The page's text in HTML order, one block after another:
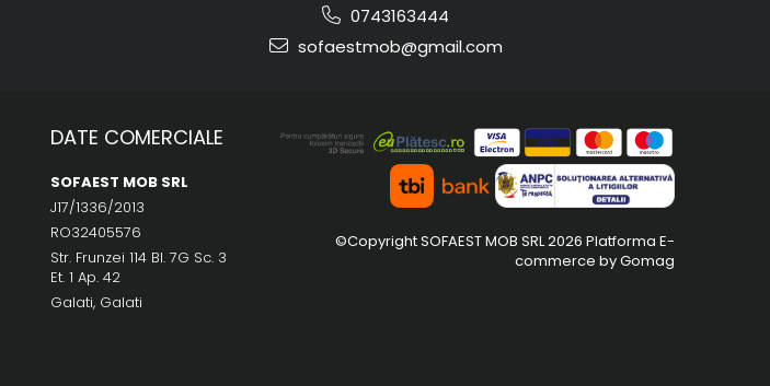
0743163444
sofaestmob@gmail.com
DATE COMERCIALE
SOFAEST MOB SRL
J17/1336/2013
RO32405576
Str. Frunzei 114 Bl. 7G Sc. 3
Et. 1 Ap. 42
Galati, Galati
©Copyright SOFAEST MOB SRL 2026 Platforma E-
commerce by Gomag